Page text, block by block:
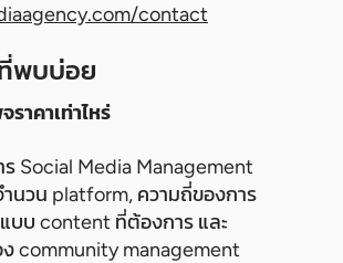
contact
พบบ่อย
ราคาเท่าไหร่
ร Social Media Management
นวน platform, ความถี่ของการ
บบ content ที่ต้องการ และ
community management